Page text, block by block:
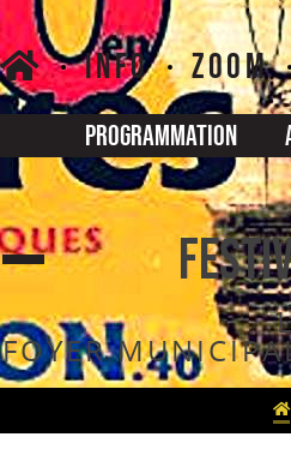
INFO ZOOM
Programmation
FOYER